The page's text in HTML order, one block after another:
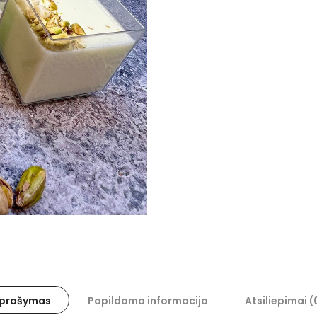
Papildoma informacija Atsiliepimai